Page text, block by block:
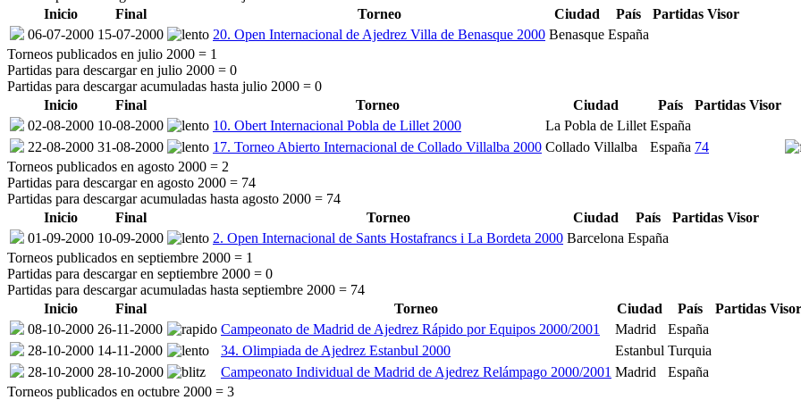
Inicio
Final Torneo Ciudad País Partidas Visor
06-07-2000 15-07-2000 20. Open Internacional de Ajedrez Villa de Benasque 2000 Benasque España
Torneos publicados en julio 2000 = 1
Partidas para descargar en julio 2000 = 0
Partidas para descargar acumuladas hasta julio 2000 = 0
Inicio
Final Torneo Ciudad País Partidas Visor
02-08-2000 10-08-2000 10. Obert Internacional Pobla de Lillet 2000 La Pobla de Lillet España
22-08-2000 31-08-2000 17. Torneo Abierto Internacional de Collado Villalba 2000 Collado Villalba España 74
Torneos publicados en agosto 2000 = 2
Partidas para descargar en agosto 2000 = 74
Partidas para descargar acumuladas hasta agosto 2000 = 74
Inicio
Final Torneo Ciudad País Partidas Visor
01-09-2000 10-09-2000 2. Open Internacional de Sants Hostafrancs i La Bordeta 2000 Barcelona España
Torneos publicados en septiembre 2000 = 1
Partidas para descargar en septiembre 2000 = 0
Partidas para descargar acumuladas hasta septiembre 2000 = 74
Inicio
Final Torneo Ciudad País Partidas Visor
08-10-2000 26-11-2000 Campeonato de Madrid de Ajedrez Rápido por Equipos 2000/2001 Madrid
España
28-10-2000 14-11-2000 34. Olimpiada de Ajedrez Estanbul 2000 Estanbul Turquia
28-10-2000 28-10-2000 Campeonato Individual de Madrid de Ajedrez Relámpago 2000/2001 Madrid
España
Torneos publicados en octubre 2000 = 3